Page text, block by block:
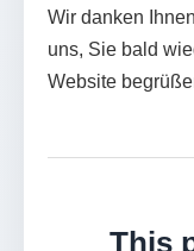
Wir danken
uns, Sie bald
Website
This